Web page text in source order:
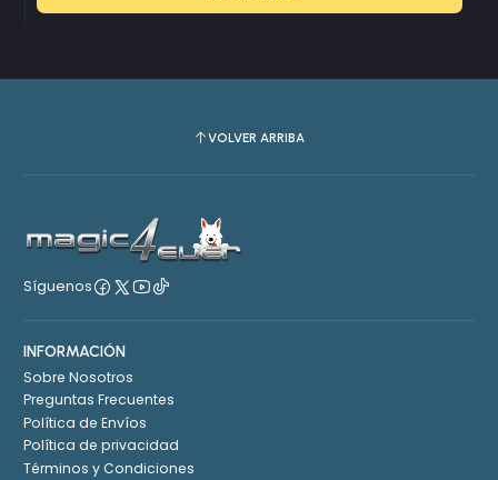
VOLVER ARRIBA
Síguenos
INFORMACIÓN
Sobre Nosotros
Preguntas Frecuentes
Política de Envíos
Política de privacidad
Términos y Condiciones